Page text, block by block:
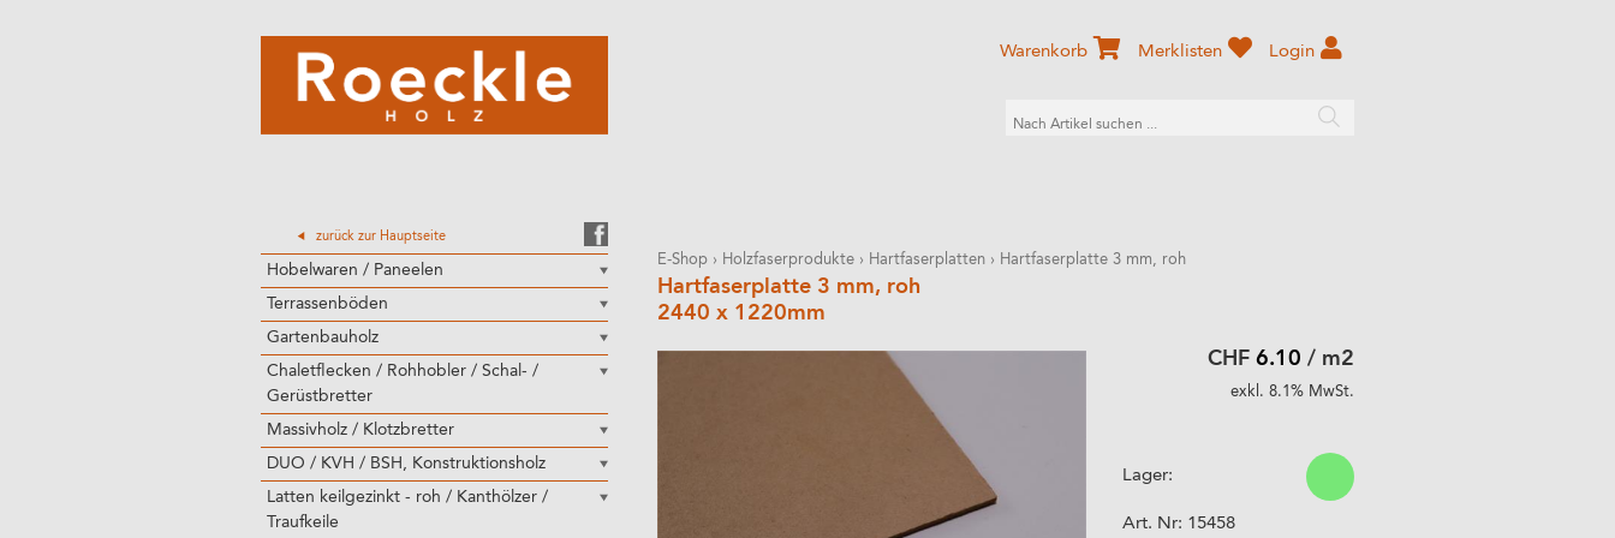
zurück zur Hauptseite
Hobelwaren / Paneelen
Terrassenböden
Gartenbauholz
Chaletflecken / Rohhobler / Schal- /
Gerüstbretter
Massivholz / Klotzbretter
DUO / KVH / BSH, Konstruktionsholz
Latten keilgezinkt - roh / Kanthölzer /
Traufkeile
Warenkorb Merklisten Login
E-Shop › Holzfaserprodukte › Hartfaserplatten › Hartfaserplatte 3 mm, roh
Hartfaserplatte 3 mm, roh
2440 x 1220mm
CHF 6.10 / m2
exkl. 8.1% MwSt.
Lager:
Art. Nr: 15458